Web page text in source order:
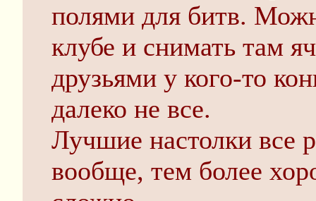
полями для битв.
клубе и снимать там
друзьями у кого-то
далеко не все.
Лучшие настолки все
вообще, тем более